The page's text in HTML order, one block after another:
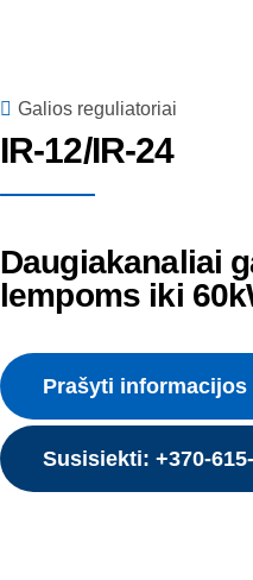
Galios reguliatoriai
IR-12/IR-24
Daugiakanaliai
lempoms iki
Prašyti informacijos
Susisiekti: +370-